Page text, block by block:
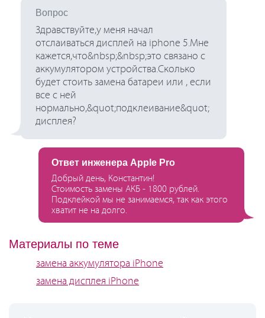
Вопрос
Здравствуйте,у меня начал
отслаиваться дисплей на iphone 5.Мне
кажется,что&nbsp;&nbsp;это связано с
аккумулятором устройства.Сколько
будет стоить замена батареи или , если
все с ней
нормально,&quot;подклеивание&quot;
дисплея?
Ответ инженера Apple Pro
Добрый день, Константин!
Стоимость замены АКБ - 1800 рублей.
Подклейкой мы не занимаемся, так как этого
хватит не на долго.
Материалы по теме
замена аккумулятора iPhone
замена дисплея iPhone